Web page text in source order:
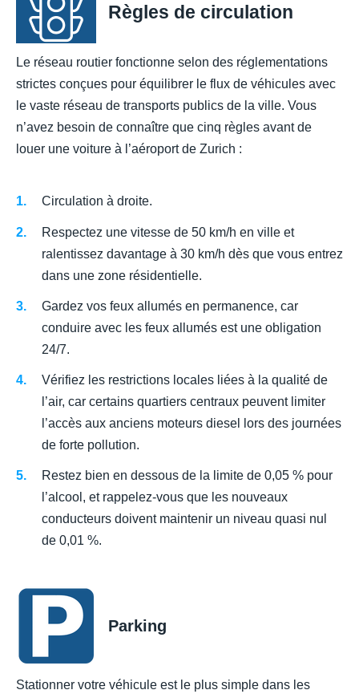
Règles de circulation
Le réseau routier fonctionne selon des réglementations
strictes conçues pour équilibrer le flux de véhicules avec
le vaste réseau de transports publics de la ville. Vous
n’avez besoin de connaître que cinq règles avant de
louer une voiture à l’aéroport de Zurich :
Circulation à droite.
Respectez une vitesse de 50 km/h en ville et
ralentissez davantage à 30 km/h dès que vous entrez
dans une zone résidentielle.
Gardez vos feux allumés en permanence, car
conduire avec les feux allumés est une obligation
24/7.
Vérifiez les restrictions locales liées à la qualité de
l’air, car certains quartiers centraux peuvent limiter
l’accès aux anciens moteurs diesel lors des journées
de forte pollution.
Restez bien en dessous de la limite de 0,05 % pour
l’alcool, et rappelez-vous que les nouveaux
conducteurs doivent maintenir un niveau quasi nul
de 0,01 %.
Parking
Stationner votre véhicule est le plus simple dans les